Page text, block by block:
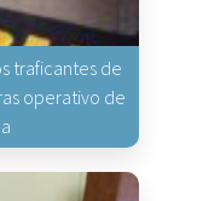
traficantes de
operativo de